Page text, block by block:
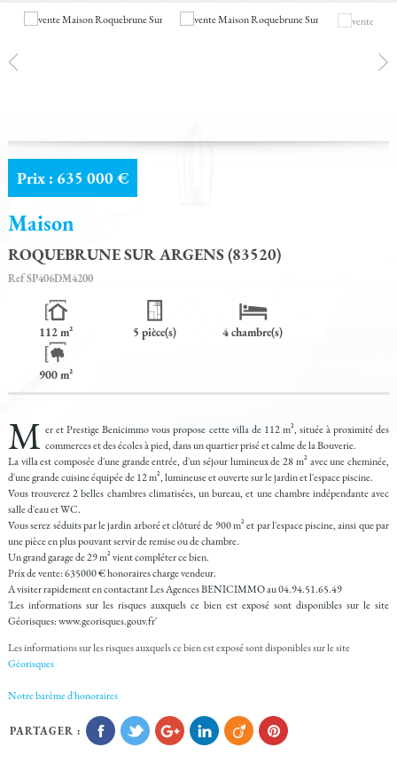
VALEUR / ESTIMATION
MES SÉLECTIONS 0
Prix : 635 000 €
Maison
ROQUEBRUNE SUR ARGENS (83520)
RefSP406DM4200
112 m² 5 pièce(s) 4 chambre(s)
900 m²
M er et Prestige Benicimmo vous propose cette villa de 112 m², située à proximité des
commerces et des écoles à pied, dans un quartier prisé et calme de la Bouverie.
La villa est composée d'une grande entrée, d'un séjour lumineux de 28 m² avec une cheminée,
d'une grande cuisine équipée de 12 m², lumineuse et ouverte sur le jardin et l'espace piscine.
Vous trouverez 2 belles chambres climatisées, un bureau, et une chambre indépendante avec
salle d'eau et WC.
Vous serez séduits par le jardin arboré et clôturé de 900 m² et par l'espace piscine, ainsi que par
une pièce en plus pouvant servir de remise ou de chambre.
Un grand garage de 29 m² vient compléter ce bien.
Prix de vente: 635000 € honoraires charge vendeur.
A visiter rapidement en contactant Les Agences BENICIMMO au 04.94.51.65.49
'Les informations sur les risques auxquels ce bien est exposé sont disponibles sur le site
Géorisques: www.georisques.gouv.fr'
Les informations sur les risques auxquels ce bien est exposé sont disponibles sur le site
Géorisques
Notre barème d'honoraires
PARTAGER :